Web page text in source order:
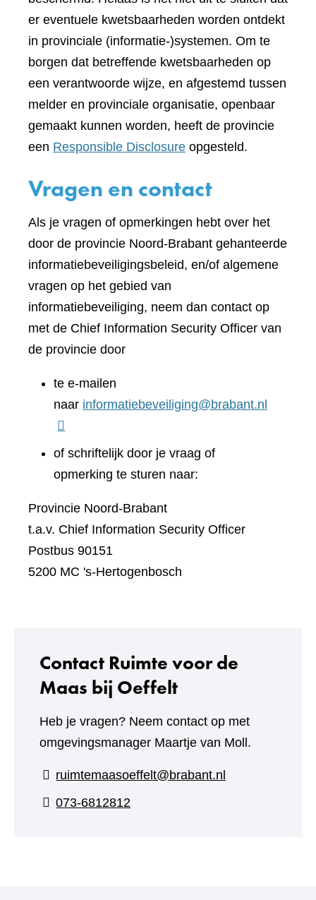
er eventuele kwetsbaarheden worden ontdekt
in provinciale (informatie-)systemen. Om te
borgen dat betreffende kwetsbaarheden op
een verantwoorde wijze, en afgestemd tussen
melder en provinciale organisatie, openbaar
gemaakt kunnen worden, heeft de provincie
een Responsible Disclosure opgesteld.
Vragen en contact
Als je vragen of opmerkingen hebt over het
door de provincie Noord-Brabant gehanteerde
informatiebeveiligingsbeleid, en/of algemene
vragen op het gebied van
informatiebeveiliging, neem dan contact op
met de Chief Information Security Officer van
de provincie door
te e-mailen
naar informatiebeveiliging@brabant.nl
of schriftelijk door je vraag of
opmerking te sturen naar:
Provincie Noord-Brabant
t.a.v. Chief Information Security Officer
Postbus 90151
5200 MC 's-Hertogenbosch
Contact Ruimte voor de
Maas bij Oeffelt
Heb je vragen? Neem contact op met
omgevingsmanager Maartje van Moll.
ruimtemaasoeffelt@brabant.nl
073-6812812